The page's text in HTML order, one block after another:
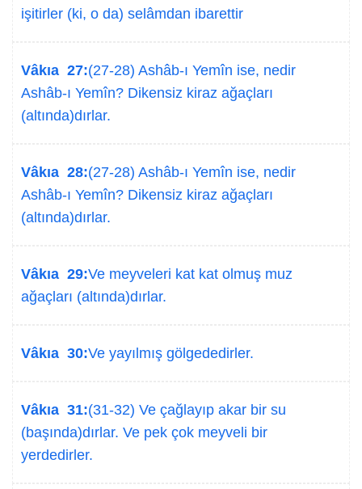
işitirler (ki, o da) selâmdan ibarettir
Vâkıa 27:(27-28) Ashâb-ı Yemîn ise, nedir
Ashâb-ı Yemîn? Dikensiz kiraz ağaçları
(altında)dırlar.
Vâkıa 28:(27-28) Ashâb-ı Yemîn ise, nedir
Ashâb-ı Yemîn? Dikensiz kiraz ağaçları
(altında)dırlar.
Vâkıa 29:Ve meyveleri kat kat olmuş muz
ağaçları (altında)dırlar.
Vâkıa 30:Ve yayılmış gölgededirler.
Vâkıa 31:(31-32) Ve çağlayıp akar bir su
(başında)dırlar. Ve pek çok meyveli bir
yerdedirler.